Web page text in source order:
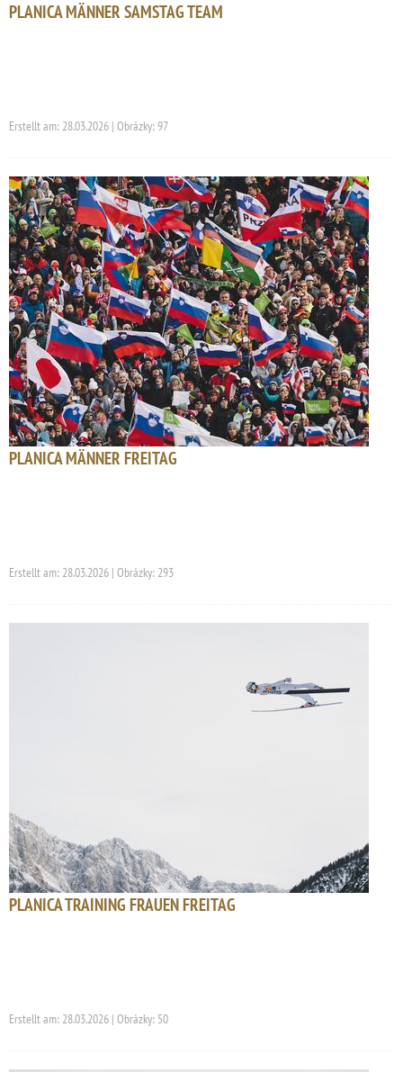
PLANICA MÄNNER SAMSTAG TEAM
Erstellt am: 28.03.2026 | Obrázky: 97
PLANICA MÄNNER FREITAG
Erstellt am: 28.03.2026 | Obrázky: 293
PLANICA TRAINING FRAUEN FREITAG
Erstellt am: 28.03.2026 | Obrázky: 50